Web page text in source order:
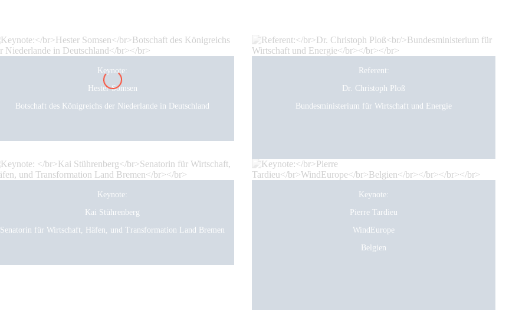
Keynote:
Hester Somsen
Botschaft des Königreichs der Niederlande in Deutschland
Referent:
Dr. Christoph Ploß
Bundesministerium für Wirtschaft und Energie
Keynote:
Kai Stührenberg
Senatorin für Wirtschaft, Häfen, und Transformation Land Bremen
Keynote:
Pierre Tardieu
WindEurope
Belgien